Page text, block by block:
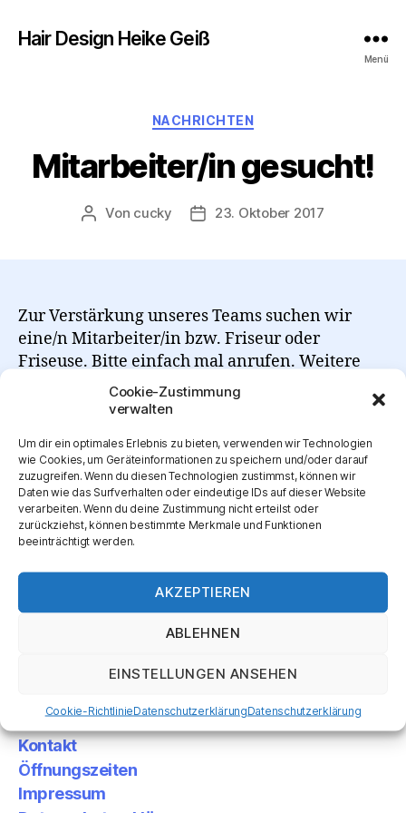
Cookie-Zustimmung
verwalten
Um dir ein optimales Erlebnis zu bieten, verwenden wir Technologien
wie Cookies, um Geräteinformationen zu speichern und/oder darauf
zuzugreifen. Wenn du diesen Technologien zustimmst, können wir
Daten wie das Surfverhalten oder eindeutige IDs auf dieser Website
verarbeiten. Wenn du deine Zustimmung nicht erteilst oder
zurückziehst, können bestimmte Merkmale und Funktionen
beeinträchtigt werden.
AKZEPTIEREN
ABLEHNEN
EINSTELLUNGEN ANSEHEN
Cookie-RichtlinieDatenschutzerklärungDatenschutzerklärung
Hair Design Heike Geiß
Menü
Kategorien
NACHRICHTEN
Mitarbeiter/in gesucht!
Beitragsautor
Von cucky Beitragsdatum
23. Oktober 2017
Zur Verstärkung unseres Teams suchen wir
eine/n Mitarbeiter/in bzw. Friseur oder
Friseuse. Bitte einfach mal anrufen. Weitere
Informationen gibt Ihnen Frau Geiss gerne!
Viele Grüße
Schlagwörter
Arbeit,Friseur,Friseuse,Jobs, Karriere,Roßdorf
← Clynol Sun – Haarpflegeprodukte für die
→ Ab sofort: Halbtagskraft gesucht!
Kontakt
Öffnungszeiten
Impressum